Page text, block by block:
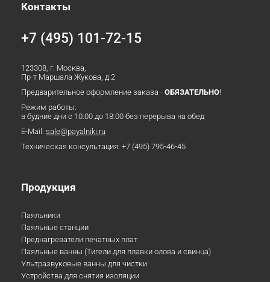
Контакты
+7 (495) 101-72-15
123308, г. Москва,
Пр-т Маршала Жукова, д.2
Предварительное оформление заказа - ОБЯЗАТЕЛЬНО!
Режим работы:
в будние дни с 10:00 до 18:00 без перерыва на обед
E-Mail: sale@payalniki.ru
Техническая консультация: +7 (495) 795-46-45
Продукция
Паяльники
Паяльные станции
Преднагреватели печатных плат
Паяльные ванны (Тигели для плавки олова и свинца)
Ультразвуковые ванны для чистки
Устройства для снятия изоляции